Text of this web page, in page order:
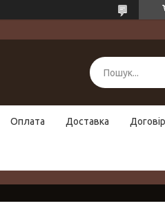
Оплата Доставка